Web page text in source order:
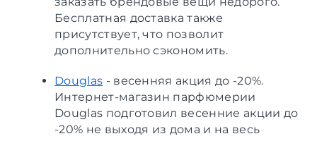
Бесплатная доставка также
присутствует, что позволит
дополнительно сэкономить.
Douglas - весенняя акция до -20%.
Интернет-магазин парфюмерии
Douglas подготовил весенние акции до
-20% не выходя из дома и на весь